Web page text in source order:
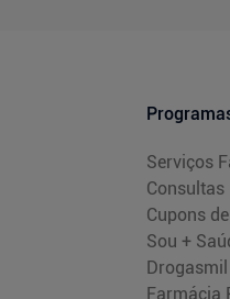
Serviços
Consultas
Cupons
Sou +
Farmácia